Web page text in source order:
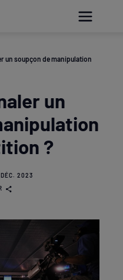
un soupçon de manipulation
un
?
DÉC. 2023